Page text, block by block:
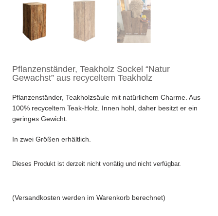
Pflanzenständer, Teakholz Sockel “Natur
Gewachst” aus recyceltem Teakholz
Pflanzenständer, Teakholzsäule mit natürlichem Charme. Aus
100% recyceltem Teak-Holz. Innen hohl, daher besitzt er ein
geringes Gewicht.
In zwei Größen erhältlich.
Dieses Produkt ist derzeit nicht vorrätig und nicht verfügbar.
(Versandkosten werden im Warenkorb berechnet)